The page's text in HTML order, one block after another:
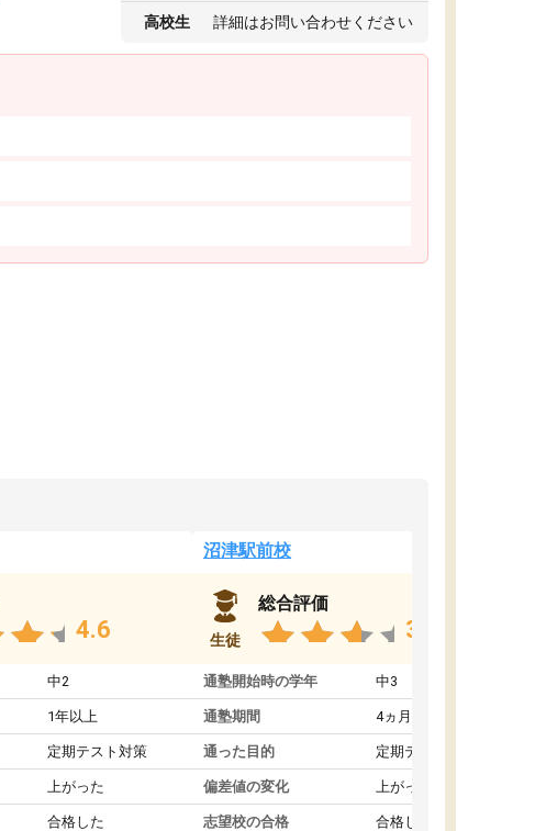
高校生 詳細はお問い合わせください
4.6
中2
1年以上
定期テスト対策
上がった
合格した
沼津駅前校
生徒
総合評価
3.8
通塾開始時の学年 中3
通塾期間 4ヵ月～1年未満
通った目的 定期テスト対策
偏差値の変化 上がった
志望校の合格 合格した